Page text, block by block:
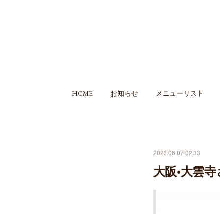
HOME お知らせ メニューリスト
2022.06.07 02:33
大阪•大雲